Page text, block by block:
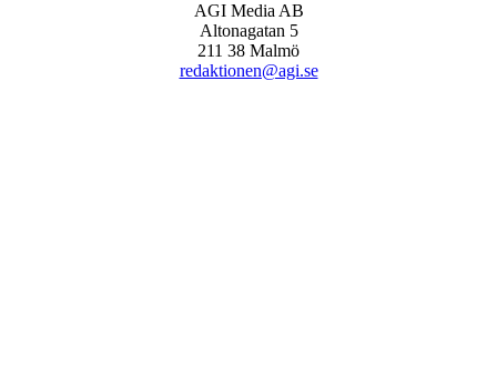
AGI Media AB
Altonagatan 5
211 38 Malmö
redaktionen@agi.se